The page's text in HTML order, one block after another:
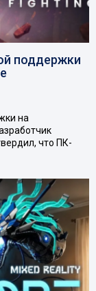
поддержки
на
что ПК-